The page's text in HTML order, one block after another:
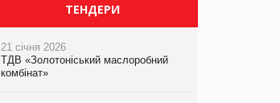
ТЕНДЕРИ
21 січня 2026
ТДВ «Золотоніський маслоробний
комбінат»